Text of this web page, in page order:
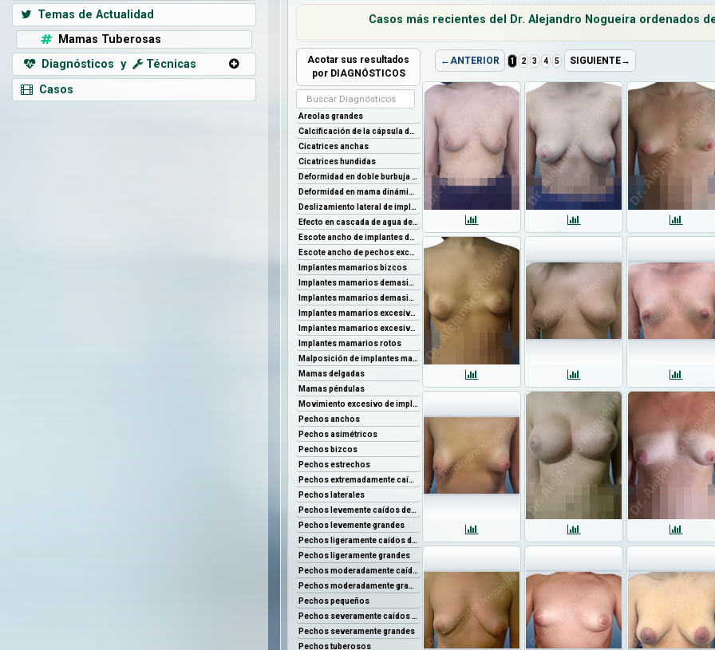
Temas de Actualidad
Mamas Tuberosas
Diagnósticos y
Técnicas
Casos
Casos más recientes del Dr. Alejandro Nogueira ordenados
Acotar sus resultados
por DIAGNÓSTICOS
←ANTERIOR 1 2 3 4 5 SIGUIENTE→